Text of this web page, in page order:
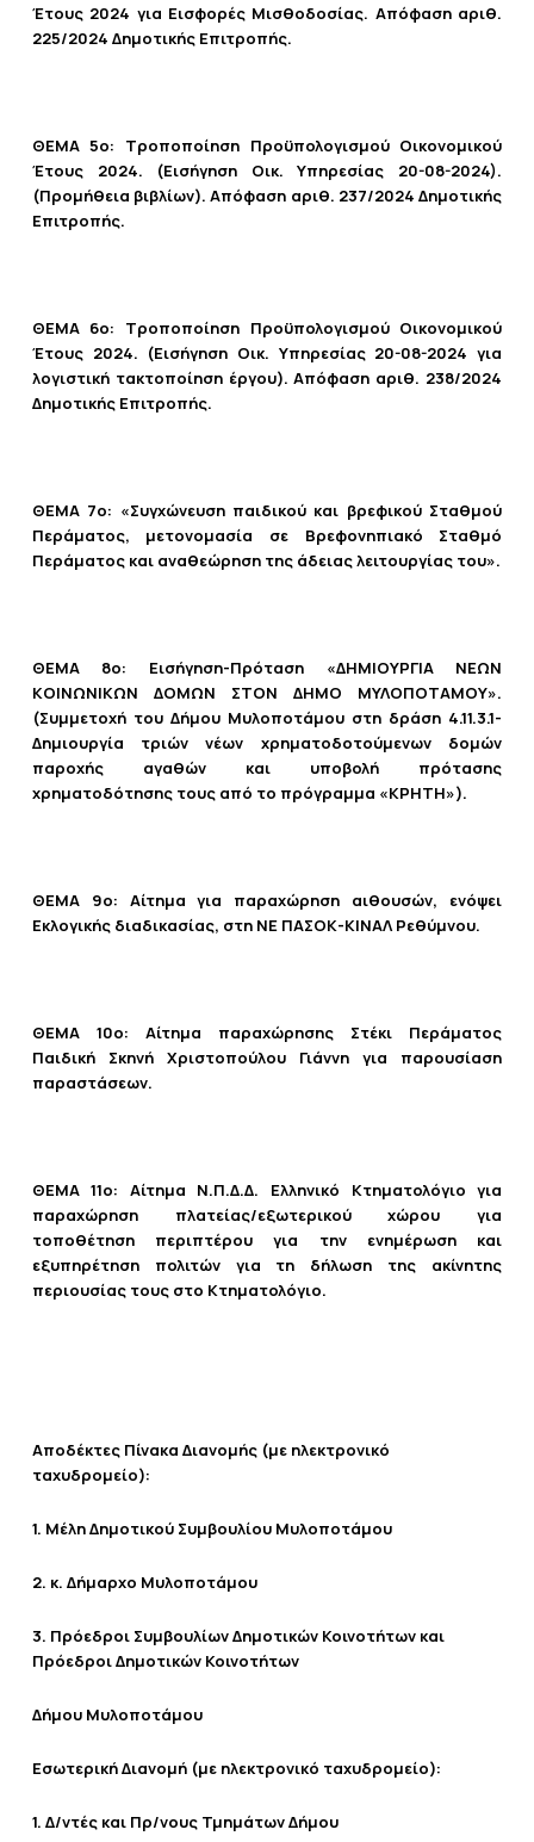
Έτους 2024 για Εισφορές Μισθοδοσίας. Απόφαση αριθ.
225/2024 Δημοτικής Επιτροπής.
ΘΕΜΑ 5ο:
Τροποποίηση Προϋπολογισμού Οικονομικού
Έτους 2024. (Εισήγηση Οικ. Υπηρεσίας 20-08-2024).
(Προμήθεια βιβλίων). Απόφαση αριθ. 237/2024 Δημοτικής
Επιτροπής.
ΘΕΜΑ 6ο:
Τροποποίηση Προϋπολογισμού Οικονομικού
Έτους 2024. (Εισήγηση Οικ. Υπηρεσίας 20-08-2024 για
λογιστική τακτοποίηση έργου). Απόφαση αριθ. 238/2024
Δημοτικής Επιτροπής.
ΘΕΜΑ 7ο: «Συγχώνευση παιδικού και βρεφικού Σταθμού
Περάματος, μετονομασία σε Βρεφονηπιακό Σταθμό
Περάματος και αναθεώρηση της άδειας λειτουργίας του».
ΘΕΜΑ 8ο: Εισήγηση-Πρόταση «ΔΗΜΙΟΥΡΓΙΑ ΝΕΩΝ
ΚΟΙΝΩΝΙΚΩΝ ΔΟΜΩΝ ΣΤΟΝ ΔΗΜΟ ΜΥΛΟΠΟΤΑΜΟΥ».
(Συμμετοχή του Δήμου Μυλοποτάμου στη δράση 4.11.3.1-
Δημιουργία τριών νέων χρηματοδοτούμενων δομών
παροχής αγαθών και υποβολή πρότασης
χρηματοδότησης τους από το πρόγραμμα «ΚΡΗΤΗ»).
ΘΕΜΑ 9ο: Αίτημα για παραχώρηση αιθουσών, ενόψει
Εκλογικής διαδικασίας, στη ΝΕ ΠΑΣΟΚ-ΚΙΝΑΛ Ρεθύμνου.
ΘΕΜΑ 10ο: Αίτημα παραχώρησης Στέκι Περάματος
Παιδική Σκηνή Χριστοπούλου Γιάννη για παρουσίαση
παραστάσεων.
ΘΕΜΑ 11ο: Αίτημα Ν.Π.Δ.Δ. Ελληνικό Κτηματολόγιο για
παραχώρηση πλατείας/εξωτερικού χώρου για
τοποθέτηση περιπτέρου για την ενημέρωση και
εξυπηρέτηση πολιτών για τη δήλωση της ακίνητης
περιουσίας τους στο Κτηματολόγιο.
Αποδέκτες Πίνακα Διανομής (με ηλεκτρονικό
ταχυδρομείο):
1. Μέλη Δημοτικού Συμβουλίου Μυλοποτάμου
2. κ. Δήμαρχο Μυλοποτάμου
3. Πρόεδροι Συμβουλίων Δημοτικών Κοινοτήτων και
Πρόεδροι Δημοτικών Κοινοτήτων
Δήμου Μυλοποτάμου
Εσωτερική Διανομή (με ηλεκτρονικό ταχυδρομείο):
1. Δ/ντές και Πρ/νους Τμημάτων Δήμου